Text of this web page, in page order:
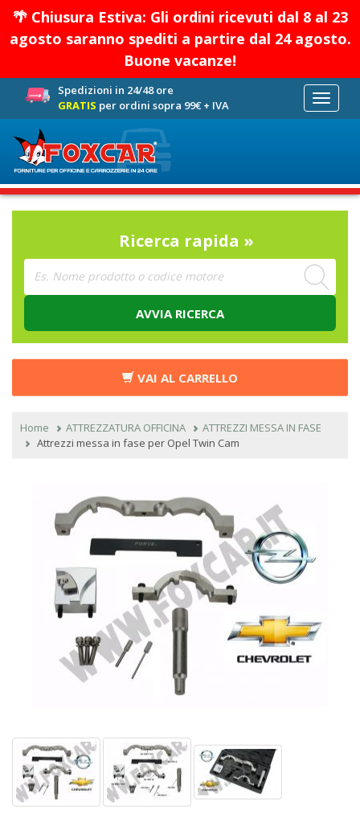
🌴 Chiusura Estiva: Gli ordini ricevuti dal 8 al 23
agosto saranno spediti a partire dal 24 agosto.
Buone vacanze!
Spedizioni in 24/48 ore
GRATIS per ordini sopra 99€ + IVA
Toggle
Ricerca rapida »
AVVIA RICERCA
VAI AL CARRELLO
Home ATTREZZATURA OFFICINA
ATTREZZI MESSA IN FASE
Attrezzi messa in fase per Opel Twin Cam